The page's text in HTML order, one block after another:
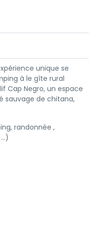
unique se
à le gîte rural
Cap Negro, un espace
sauvage de chitana,
randonnée ,